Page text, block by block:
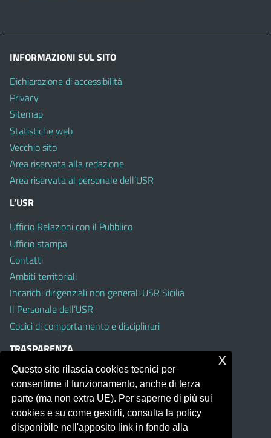
INFORMAZIONI SUL SITO
Dichiarazione di accessibilità
Privacy
Sitemap
Statistiche web
Vecchio sito
Area riservata alla redazione
Area riservata al personale dell’USR
L’USR
Ufficio Relazioni con il Pubblico
Ufficio stampa
Contatti
Ambiti territoriali
Incarichi dirigenziali non generali USR Sicilia
Il Personale dell’USR
Codici di comportamento e disciplinari
TRASPARENZA
Albo on line
Amministrazione Trasparente
Pubblici proclami
PTPCT per le Istituzioni scolastiche della Sicilia
Questo sito rilascia cookies tecnici per
consentirne il funzionamento, anche di terza
parte (ma non extra UE). Per saperne di più sui
cookies e su come gestirli, consulta la policy
disponibile nell'apposito link in fondo alla
x